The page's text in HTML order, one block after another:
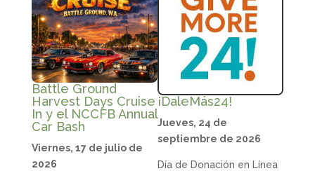
Battle Ground
Harvest Days Cruise
In y el NCCFB Annual
Car Bash
Viernes, 17 de julio de
2026
¡DaleMás24!
Jueves, 24 de
septiembre de 2026
Día de Donación en Línea